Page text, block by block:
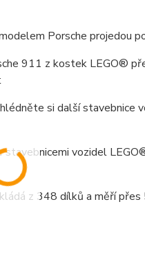
Porsche projedou
911 z kostek LEGO®
si další stavebnice
stavebnicemi vozidel
z 348 dílků a měří přes